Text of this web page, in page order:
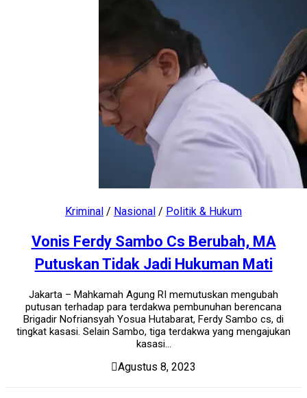
Kriminal / Nasional / Politik & Hukum
Vonis Ferdy Sambo Cs Berubah, MA
Putuskan Tidak Jadi Hukuman Mati
Jakarta – Mahkamah Agung RI memutuskan mengubah
putusan terhadap para terdakwa pembunuhan berencana
Brigadir Nofriansyah Yosua Hutabarat, Ferdy Sambo cs, di
tingkat kasasi. Selain Sambo, tiga terdakwa yang mengajukan
kasasi...
Agustus 8, 2023